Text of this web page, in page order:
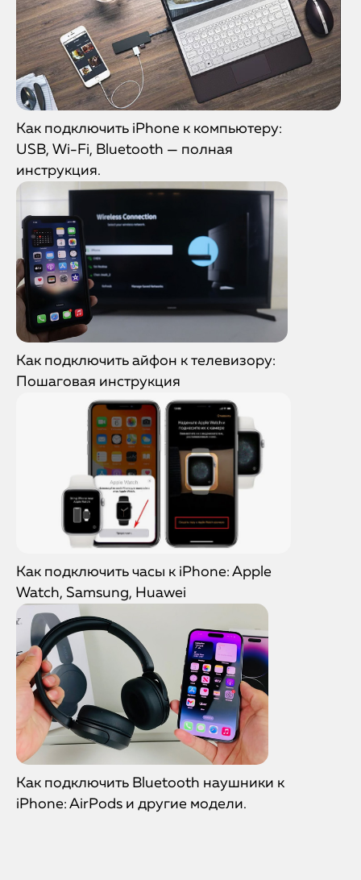
Как подключить iPhone к компьютеру:
USB, Wi-Fi, Bluetooth — полная
инструкция.
Как подключить айфон к телевизору:
Пошаговая инструкция
Как подключить часы к iPhone: Apple
Watch, Samsung, Huawei
Как подключить Bluetooth наушники к
iPhone: AirPods и другие модели.